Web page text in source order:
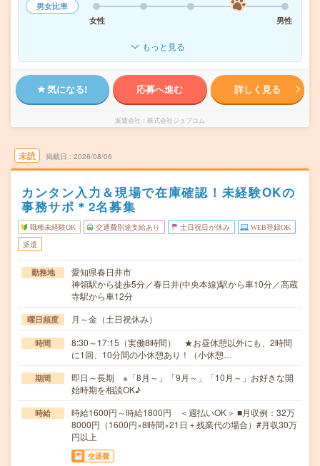
男女比率
女性
男性
もっと見る
気になる! 応募へ進む 詳しく見る
派遣会社 株式会社ジョブコム
未読 掲載日 2026/08/06
カンタン入力＆現場で在庫確認！未経験OKの
事務サポ＊2名募集
職種未経験OK 交通費別途支給あり 土日祝日が休み WEB登録OK
派遣
勤務地
愛知県春日井市
神領駅から徒歩5分／春日井(中央本線)駅から車10分／高蔵
寺駅から車12分
曜日頻度 月～金（土日祝休み）
時間
8:30～17:15（実働8時間） ★お昼休憩以外にも、2時間
に1回、10分間の小休憩あり！（小休憩…
期間
即日～長期 ※「8月～」「9月～」「10月～」お好きな開
始時期を相談OK♪
時給
時給1600円～時給1800円 ＜週払いOK＞ ■月収例：32万
8000円（1600円×8時間×21日＋残業代の場合）#月収30万
円以上
交通費